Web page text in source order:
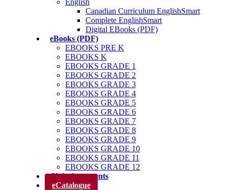
English
Canadian Curriculum EnglishSmart
Complete EnglishSmart
Digital EBooks (PDF)
eBooks (PDF)
EBOOKS PRE K
EBOOKS K
EBOOKS GRADE 1
EBOOKS GRADE 2
EBOOKS GRADE 3
EBOOKS GRADE 4
EBOOKS GRADE 5
EBOOKS GRADE 6
EBOOKS GRADE 7
EBOOKS GRADE 8
EBOOKS GRADE 9
EBOOKS GRADE 10
EBOOKS GRADE 11
EBOOKS GRADE 12
Club des parents
eCatalogue